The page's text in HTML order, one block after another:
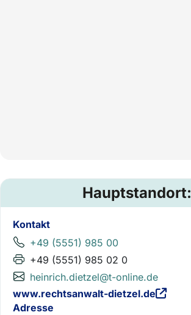
Hauptstandort:
Kontakt
+49 (5551) 985 00
+49 (5551) 985 02 0
heinrich.dietzel@t-online.de
www.rechtsanwalt-dietzel.de
Adresse